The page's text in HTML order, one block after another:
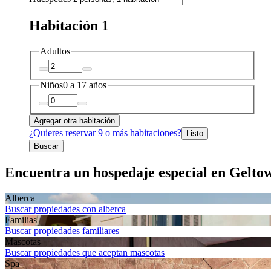
Habitación 1
Adultos
Niños0 a 17 años
Agregar otra habitación
¿Quieres reservar 9 o más habitaciones? Listo
Buscar
Encuentra un hospedaje especial en
Alberca
Buscar propiedades con alberca
Familias
Buscar propiedades familiares
Mascotas
Buscar propiedades que aceptan mascotas
Spa